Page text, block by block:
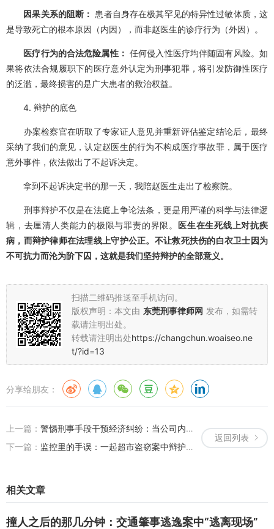
因果关系的阻断： 患者自身存在极其罕见的特异性过敏体质，这
是导致死亡的根本原因（内因），而非赵医生的诊疗行为（外因）。
医疗行为的合法危险属性： 任何侵入性医疗均伴随固有风险。如
果将依法合规履职下的医疗意外认定为刑事犯罪，将引发防御性医疗
的泛滥，最终损害的是广大患者的救治权益。
4. 辩护的底色
办案检察官在听取了专家证人意见并重新评估鉴定结论后，最终
采纳了我们的意见，认定赵医生的行为不构成医疗事故罪，属于医疗
意外事件，依法做出了不起诉决定。
拿到不起诉决定书的那一天，我陪赵医生走出了检察院。
刑事辩护不仅是在法庭上争论法条，更是用严谨的科学与法律逻
辑，去厘清人类能力的极限与罪责的界限。 医生在生死线上对抗疾
病，而辩护律师在法理线上守护公正。不让救死扶伤的白衣卫士因为
不可抗力而沦为阶下囚，这就是我们坚持辩护的全部意义。
扫描二维码推送至手机访问。
版权声明：本文由 东莞刑事律师网 发布，如需转
载请注明出处。
转载请注明出处https://changchun.woaiseo.ne
t/?id=13
分享给朋友：
返回列表
上一篇： 警惕刑事手段干预经济纠纷：当公司内部转账被指控职务侵占，刑事辩护如何还原商业真相？
下一篇： 监控里的手误：一起超市盗窃案中辩护律师如何证明“无非法占有目的”并撕开主观故意的裂缝
相关文章
撞人之后的那几分钟：交通肇事逃逸案中“逃离现场”